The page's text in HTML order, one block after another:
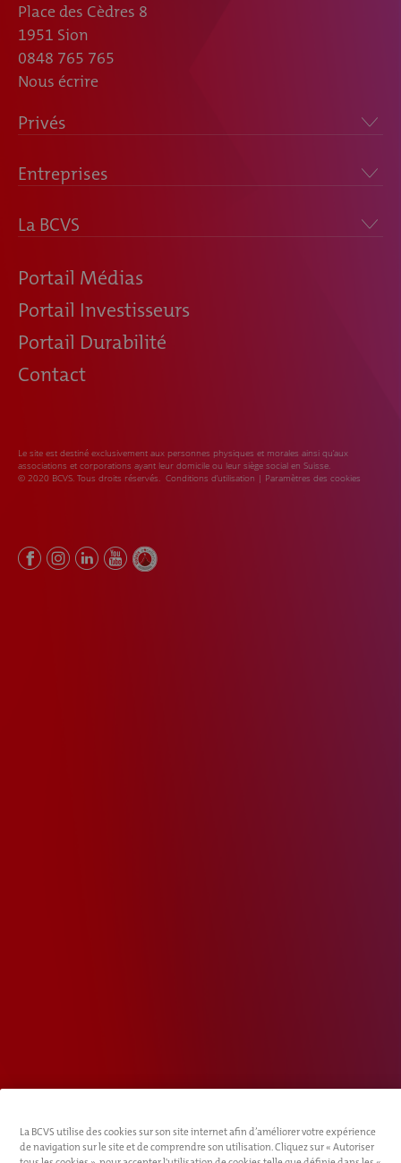
Place des Cèdres 8
1951 Sion
0848 765 765
Nous écrire
Privés
Entreprises
La BCVS
Portail Médias
Portail Investisseurs
Portail Durabilité
Contact
Le site est destiné exclusivement aux personnes physiques et morales ainsi qu’aux
associations et corporations ayant leur domicile ou leur siège social en Suisse.
© 2020 BCVS. Tous droits réservés. Conditions d’utilisation | Paramètres des cookies
La BCVS utilise des cookies sur son site internet afin d’améliorer votre expérience
de navigation sur le site et de comprendre son utilisation. Cliquez sur « Autoriser